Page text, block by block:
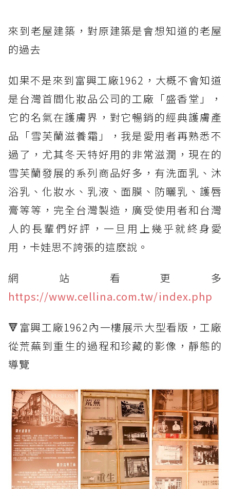
來到老屋建築，對原建築是會想知道的老屋
的過去
如果不是來到富興工廠1962，大概不會知道
是台灣首間化妝品公司的工廠「盛香堂」，
它的名氣在護膚界，對它暢銷的經典護膚產
品「雪芙蘭滋養霜」，我是愛用者再熟悉不
過了，尤其冬天特好用的非常滋潤，現在的
雪芙蘭發展的系列商品好多，有洗面乳、沐
浴乳、化妝水、乳液、面膜、防曬乳、護唇
膏等等，完全台灣製造，廣受使用者和台灣
人的長輩們好評，一旦用上幾乎就終身愛
用，卡娃思不誇張的這麽說。
網站看更多
https://www.cellina.com.tw/index.php
🔻富興工廠1962內一樓展示大型看版，工廠
從荒蕪到重生的過程和珍藏的影像，靜態的
導覽